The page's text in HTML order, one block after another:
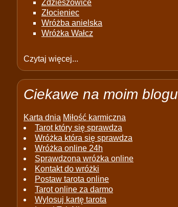
Zdzieszowice
Złocieniec
Wróżba anielska
Wróżka Wałcz
Czytaj więcej...
Ciekawe na moim blogu
Karta dnia Miłość karmiczna
Tarot który się sprawdza
Wróżka która się sprawdza
Wróżka online 24h
Sprawdzona wróżka online
Kontakt do wróżki
Postaw tarota online
Tarot online za darmo
Wylosuj kartę tarota